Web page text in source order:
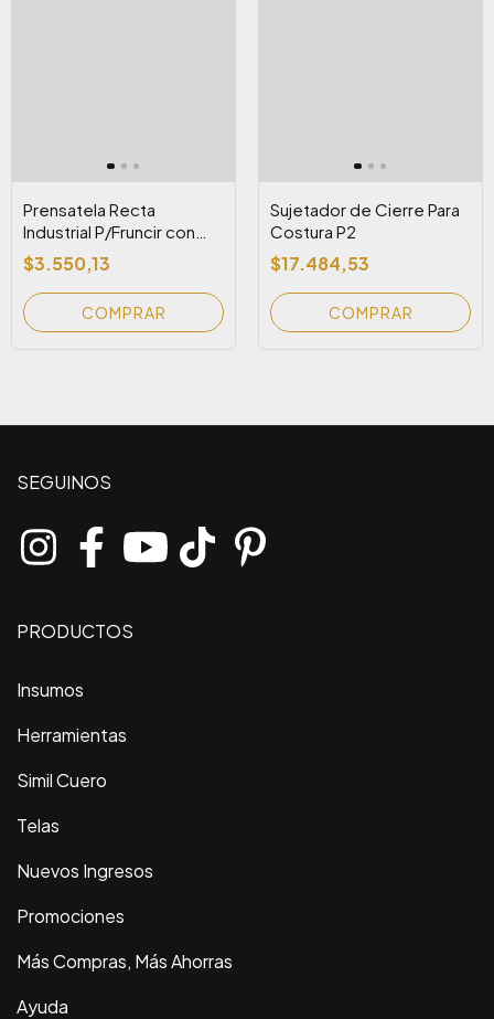
Prensatela Recta
Industrial P/Fruncir con
Regulador
$3.550,13
Sujetador de Cierre Para
Costura P2
$17.484,53
SEGUINOS
PRODUCTOS
Insumos
Herramientas
Simil Cuero
Telas
Nuevos Ingresos
Promociones
Más Compras, Más Ahorras
Ayuda